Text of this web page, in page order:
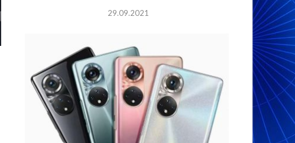
29.09.2021